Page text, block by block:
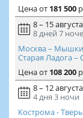
Ценаот 181 500
8 – 15
8 дней 7
Москва –
Старая Ладога –
Ценаот 108 200
8 – 12
4 дня 3 ночи
Кострома -